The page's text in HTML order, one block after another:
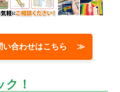
い合わせはこちら ≫
！